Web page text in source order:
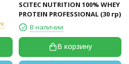
SCITEC NUTRITION 100% WHEY
PROTEIN PROFESSIONAL (30 гр)
В наличии
В корзину